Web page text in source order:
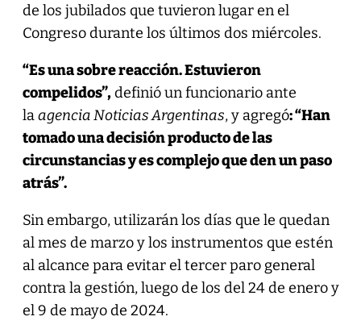
de los jubilados que tuvieron lugar en el
Congreso durante los últimos dos miércoles.
“Es una sobre reacción. Estuvieron
compelidos”,definió un funcionario ante
laagencia Noticias Argentinas, y agregó: “Han
tomado una decisión producto de las
circunstancias y es complejo que den un paso
atrás”.
Sin embargo, utilizarán los días que le quedan
al mes de marzo y los instrumentos que estén
al alcance para evitar el tercer paro general
contra la gestión, luego de los del 24 de enero y
el 9 de mayo de 2024.